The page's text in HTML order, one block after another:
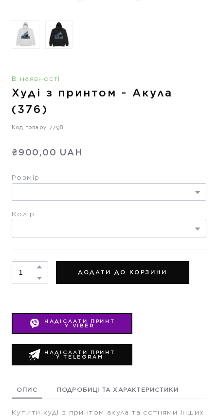
В наявності
Худі з принтом - Акула
(376)
Код товару 7798
₴900,00 UAH
Розмір
Колір
ДОДАТИ ДО КОРЗИНИ
НАДІСЛАТИ ПРИНТ
У VIBER
НАДІСЛАТИ ПРИНТ
У TELEGRAM
ОПИС ПОДРОБИЦІ ТА ХАРАКТЕРИСТИКИ
Купити худі з принтом акула та сотнями інших